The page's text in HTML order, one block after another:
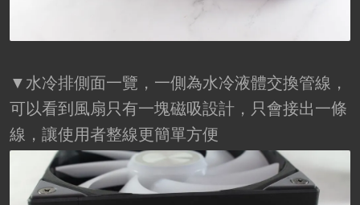
▼水冷排側面一覽，一側為水冷液體交換管線，
可以看到風扇只有一塊磁吸設計，只會接出一條
線，讓使用者整線更簡單方便